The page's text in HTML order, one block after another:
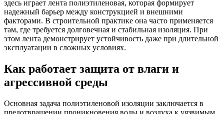
здесь играет лента полиэтиленовая, которая формирует
надежный барьер между конструкцией и внешними
факторами. В строительной практике она часто применяется
там, где требуется долговечная и стабильная изоляция. При
этом лента демонстрирует устойчивость даже при длительной
эксплуатации в сложных условиях.
Как работает защита от влаги и
агрессивной среды
Основная задача полиэтиленовой изоляции заключается в
предотвращении проникновения воды и воздуха к уязвимым